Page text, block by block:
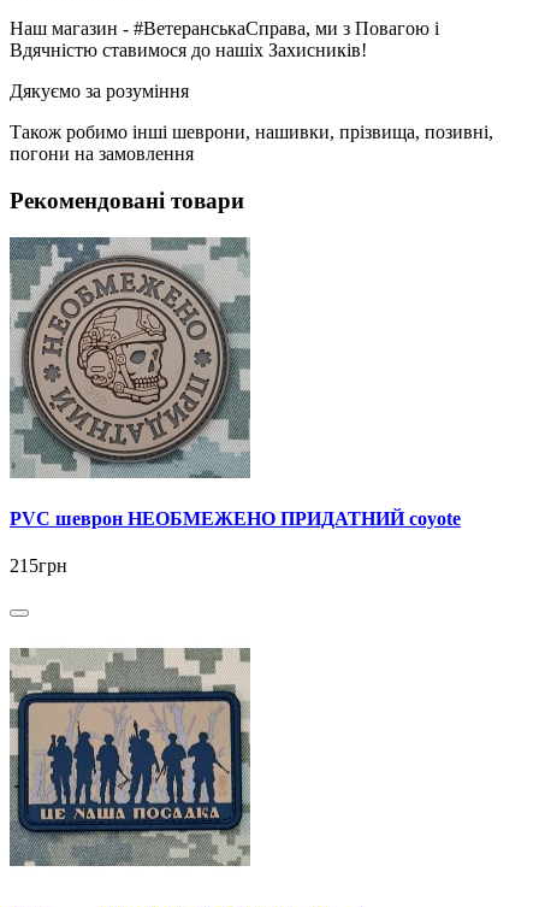
Наш магазин - #ВетеранськаСправа, ми з Повагою і
Вдячністю ставимося до нашіх Захисників!
Дякуємо за розуміння
Також робимо інші шеврони, нашивки, прізвища, позивні,
погони на замовлення
Рекомендовані товари
PVC шеврон НЕОБМЕЖЕНО ПРИДАТНИЙ coyote
215грн